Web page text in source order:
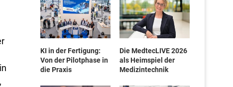
KI in der Fertigung:
Von der Pilotphase in
die Praxis
Die MedtecLIVE 2026
als Heimspiel der
Medizintechnik